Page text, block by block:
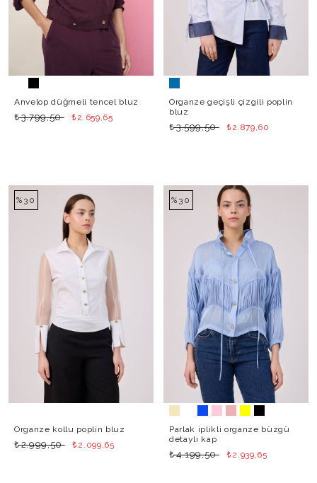
Anvelop düğmeli tencel bluz
₺3.799,50 ₺2.659,65
Organze geçişli çizgili poplin
bluz
₺3.599,50 ₺2.879,60
%30
Organze kollu poplin bluz
₺2.999,50 ₺2.099,65
%30
Parlak iplikli organze büzgü
detaylı kap
₺4.199,50 ₺2.939,65